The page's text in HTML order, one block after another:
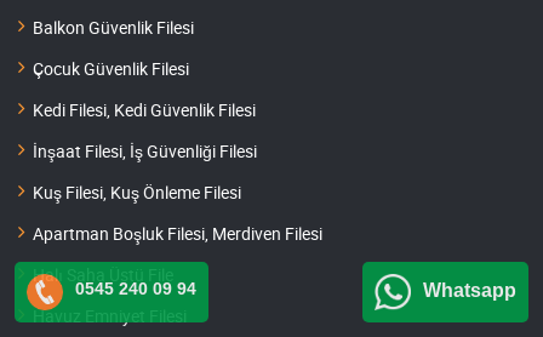
Balkon Güvenlik Filesi
Çocuk Güvenlik Filesi
Kedi Filesi, Kedi Güvenlik Filesi
İnşaat Filesi, İş Güvenliği Filesi
Kuş Filesi, Kuş Önleme Filesi
Apartman Boşluk Filesi, Merdiven Filesi
Halı Saha Üstü File
Havuz Emniyet Filesi
0545 240 09 94 Whatsapp